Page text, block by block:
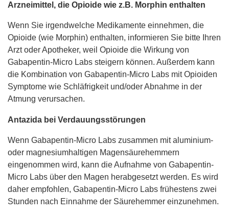
Arzneimittel, die Opioide wie z.B. Morphin enthalten
Wenn Sie irgendwelche Medikamente einnehmen, die
Opioide (wie Morphin) enthalten, informieren Sie bitte Ihren
Arzt oder Apotheker, weil Opioide die Wirkung von
Gabapentin-Micro Labs steigern können. Außerdem kann
die Kombination von Gabapentin-Micro Labs mit Opioiden
Symptome wie Schläfrigkeit und/oder Abnahme in der
Atmung verursachen.
Antazida bei Verdauungsstörungen
Wenn Gabapentin-Micro Labs zusammen mit aluminium-
oder magnesiumhaltigen Magensäurehemmern
eingenommen wird, kann die Aufnahme von Gabapentin-
Micro Labs über den Magen herabgesetzt werden. Es wird
daher empfohlen, Gabapentin-Micro Labs frühestens zwei
Stunden nach Einnahme der Säurehemmer einzunehmen.